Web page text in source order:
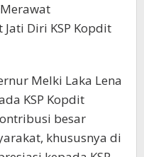
Diri KSP Kopdit
Melki Laka Lena
KSP Kopdit
besar
khususnya di